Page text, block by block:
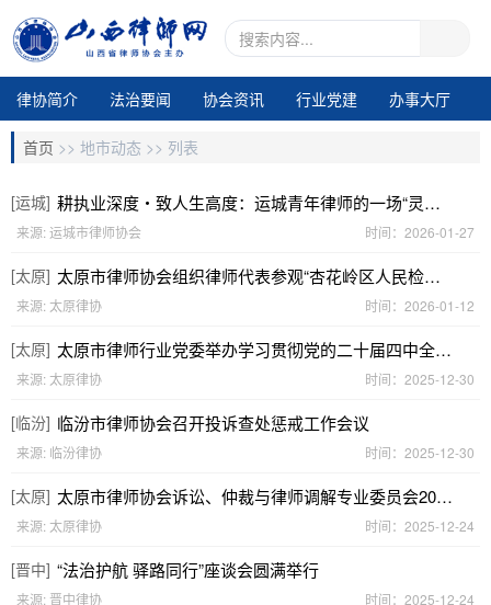
律协简介 法治要闻 协会资讯 行业党建
办事大厅
地市动态
业务交流
首页 >> 地市动态 >> 列表
[运城] 耕执业深度・致人生高度：运城青年律师的一场“灵魂叩问”——运城市律协开年培训点亮法治前行之路
来源: 运城市律师协会 时间：2026-01-27
[太原] 太原市律师协会组织律师代表参观“杏花岭区人民检察院24小时检察服务中心”并座谈交流
来源: 太原律协 时间：2026-01-12
[太原] 太原市律师行业党委举办学习贯彻党的二十届四中全会精神宣讲报告会暨新发展党员入党宣誓仪式
来源: 太原律协 时间：2025-12-30
[临汾] 临汾市律师协会召开投诉查处惩戒工作会议
来源: 临汾律协 时间：2025-12-30
[太原] 太原市律师协会诉讼、仲裁与律师调解专业委员会2025年会暨案例分享会圆满落幕
来源: 太原律协 时间：2025-12-24
[晋中] “法治护航 驿路同行”座谈会圆满举行
来源: 晋中律协 时间：2025-12-24